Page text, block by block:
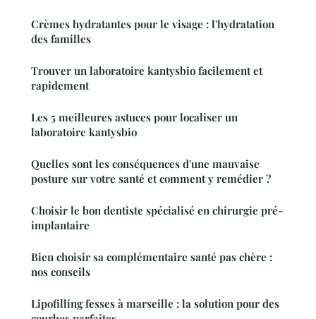
Crèmes hydratantes pour le visage : l'hydratation
des familles
Trouver un laboratoire kantysbio facilement et
rapidement
Les 5 meilleures astuces pour localiser un
laboratoire kantysbio
Quelles sont les conséquences d'une mauvaise
posture sur votre santé et comment y remédier ?
Choisir le bon dentiste spécialisé en chirurgie pré-
implantaire
Bien choisir sa complémentaire santé pas chère :
nos conseils
Lipofilling fesses à marseille : la solution pour des